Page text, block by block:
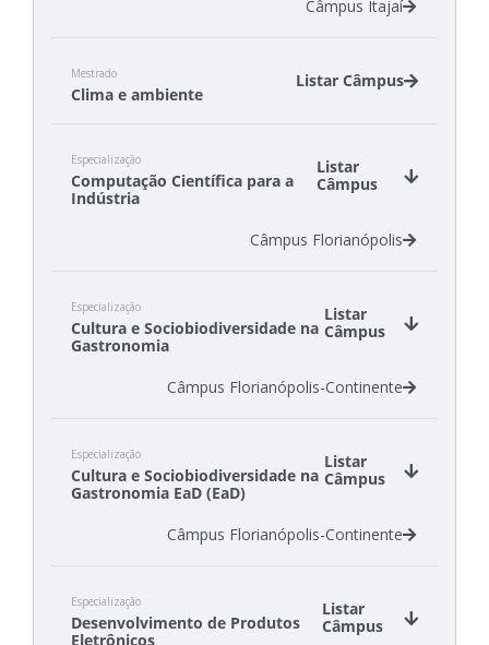
Câmpus Itajaí
Mestrado
Clima e ambiente
Listar Câmpus
Câmpus Garopaba
Câmpus Itajaí
Especialização
Computação Científica para a
Indústria
Listar
Câmpus
Câmpus Florianópolis
Especialização
Cultura e Sociobiodiversidade na
Gastronomia
Listar
Câmpus
Câmpus Florianópolis-Continente
Especialização
Cultura e Sociobiodiversidade na
Gastronomia EaD (EaD)
Listar
Câmpus
Câmpus Florianópolis-Continente
Especialização
Desenvolvimento de Produtos
Eletrônicos
Listar
Câmpus